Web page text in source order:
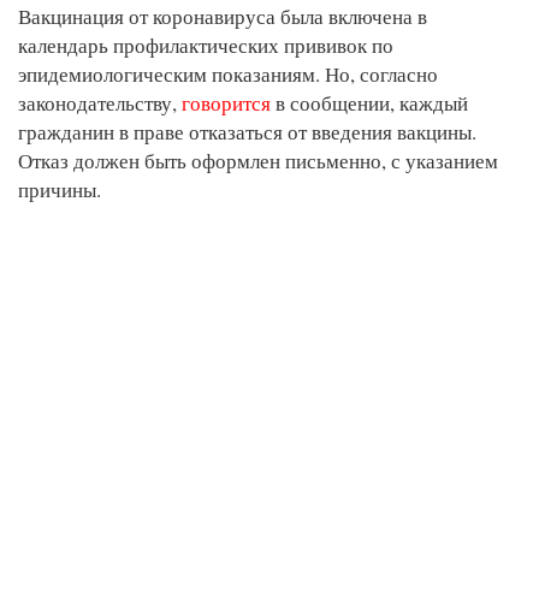
Вакцинация от коронавируса была включена в
календарь профилактических прививок по
эпидемиологическим показаниям. Но, согласно
законодательству,говоритсяв сообщении, каждый
гражданин в праве отказаться от введения вакцины.
Отказ должен быть оформлен письменно, с указанием
причины.